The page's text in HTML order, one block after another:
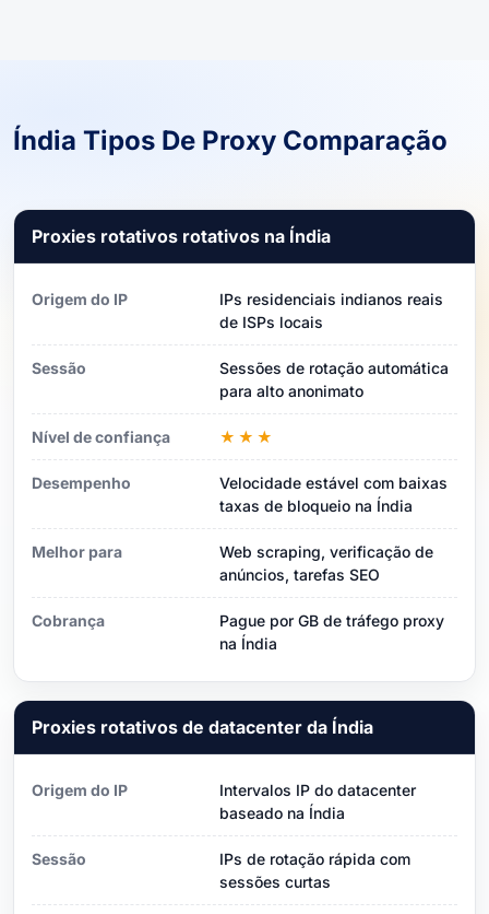
Índia Tipos De Proxy Comparação
Proxies rotativos rotativos na Índia
Origem do IP
IPs residenciais indianos reais
de ISPs locais
Sessão
Sessões de rotação automática
para alto anonimato
Nível de confiança ★★★
Desempenho
Velocidade estável com baixas
taxas de bloqueio na Índia
Melhor para
Web scraping, verificação de
anúncios, tarefas SEO
Cobrança
Pague por GB de tráfego proxy
na Índia
Proxies rotativos de datacenter da Índia
Origem do IP
Intervalos IP do datacenter
baseado na Índia
Sessão
IPs de rotação rápida com
sessões curtas